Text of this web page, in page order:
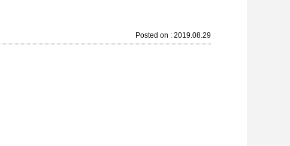
Posted on : 2019.08.29